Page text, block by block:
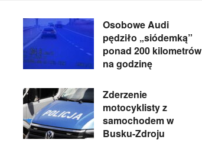
Osobowe Audi
pędziło „siódemką”
ponad 200 kilometrów
na godzinę
Zderzenie
motocyklisty z
samochodem w
Busku-Zdroju